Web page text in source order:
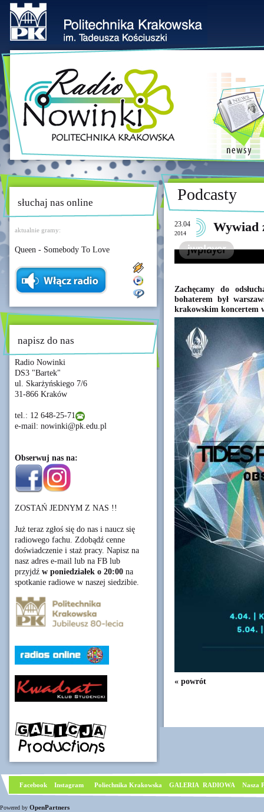
słuchaj nas online
aktualnie gramy:
Queen - Somebody To Love
napisz do nas
Radio Nowinki
DS3 "Bartek"
ul. Skarżyńskiego 7/6
31-866 Kraków
tel.: 12 648-25-71
e-mail: nowinki@pk.edu.pl
Obserwuj nas na:
ZOSTAŃ JEDNYM Z NAS !!
Już teraz zgłoś się do nas i naucz się
radiowego fachu. Zdobądź cenne
doświadczenie i staż pracy. Napisz na
nasz adres e-mail lub na FB lub
przyjdź w poniedziałek o 20:00 na
spotkanie radiowe w naszej siedzibie.
Podcasty
23.04
2014 Wywiad
Zachęcamy do
bohaterem był
krakowskim koncertem
« powrót
Facebook Instagram Poliechnika Krakowska GALERIA RADIOWA Nasza
Powered by OpenPartners